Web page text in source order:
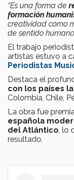
“Es una forma de
formación
creatividad como
de sentido
El trabajo
artistas estuvo a
Periodistas
Destaca el
con los países
Colombia, Chile,
La obra fue
española
del Atlántico , lo
resultado.